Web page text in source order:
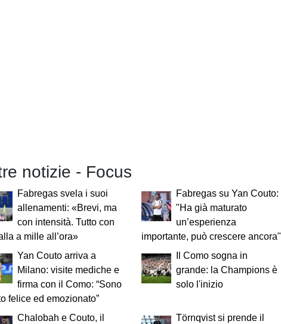
notizie - Focus
Fabregas svela i suoi
allenamenti: «Brevi, ma
con intensità. Tutto con
a mille all’ora»
Fabregas su Yan Couto:
"Ha già maturato
un’esperienza
importante, può crescere ancora"
Yan Couto arriva a
Milano: visite mediche e
firma con il Como: “Sono
felice ed emozionato”
Il Como sogna in
grande: la Champions è
solo l'inizio
Chalobah e Couto, il
Törnqvist si prende il